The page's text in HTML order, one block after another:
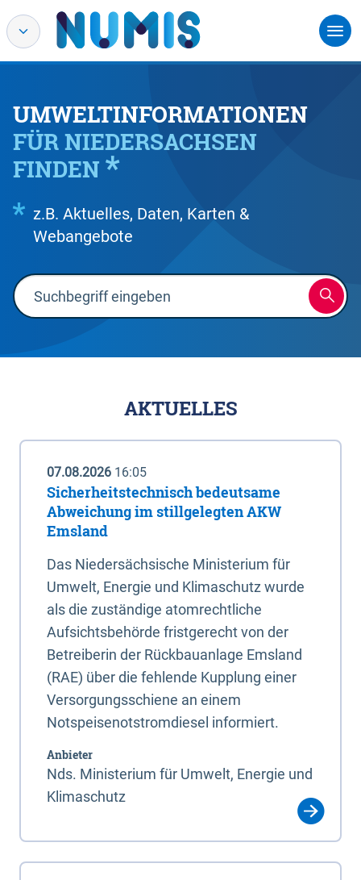
UMWELTINFORMATIONEN
FÜR NIEDERSACHSEN
FINDEN
z.B. Aktuelles, Daten, Karten &
Webangebote
AKTUELLES
07.08.2026 16:05
Sicherheitstechnisch bedeutsame
Abweichung im stillgelegten AKW
Emsland
Das Niedersächsische Ministerium für
Umwelt, Energie und Klimaschutz wurde
als die zuständige atomrechtliche
Aufsichtsbehörde fristgerecht von der
Betreiberin der Rückbauanlage Emsland
(RAE) über die fehlende Kupplung einer
Versorgungsschiene an einem
Notspeisenotstromdiesel informiert.
Anbieter
Nds. Ministerium für Umwelt, Energie und
Klimaschutz